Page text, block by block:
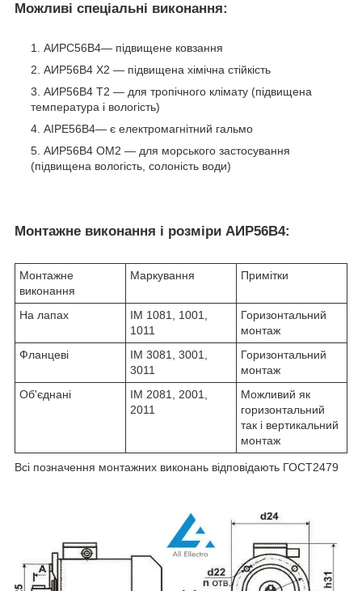
Можливі спеціальні виконання:
АИРС56В4― підвищене ковзання
АИР56В4 Х2 ― підвищена хімічна стійкість
АИР56В4 Т2 ― для тропічного клімату (підвищена
температура і вологість)
АІРЕ56В4― є електромагнітний гальмо
АИР56В4 ОМ2 ― для морського застосування
(підвищена вологість, солоність води)
Монтажне виконання і розміри АИР56В4:
Монтажне
виконання
Маркування Примітки
На лапах
IM 1081, 1001,
1011
Горизонтальний
монтаж
Фланцеві
IM 3081, 3001,
3011
Горизонтальний
монтаж
Об'єднані
IM 2081, 2001,
2011
Можливий як
горизонтальний
так і вертикальний
монтаж
Всі позначення монтажних виконань відповідають ГОСТ2479